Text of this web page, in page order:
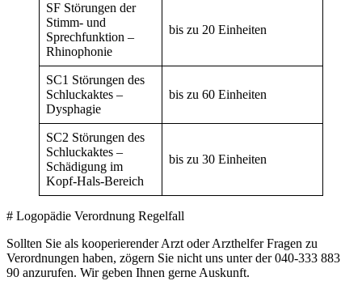
SF Störungen der
Stimm- und
Sprechfunktion –
Rhinophonie
bis zu 20 Einheiten
SC1 Störungen des
Schluckaktes –
Dysphagie
bis zu 60 Einheiten
SC2 Störungen des
Schluckaktes –
Schädigung im
Kopf-Hals-Bereich
bis zu 30 Einheiten
# Logopädie Verordnung Regelfall
Sollten Sie als kooperierender Arzt oder Arzthelfer Fragen zu
Verordnungen haben, zögern Sie nicht uns unter der 040-333 883
90 anzurufen. Wir geben Ihnen gerne Auskunft.